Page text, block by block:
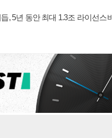
, 5년 동안 최대 1.3조 라이선스비